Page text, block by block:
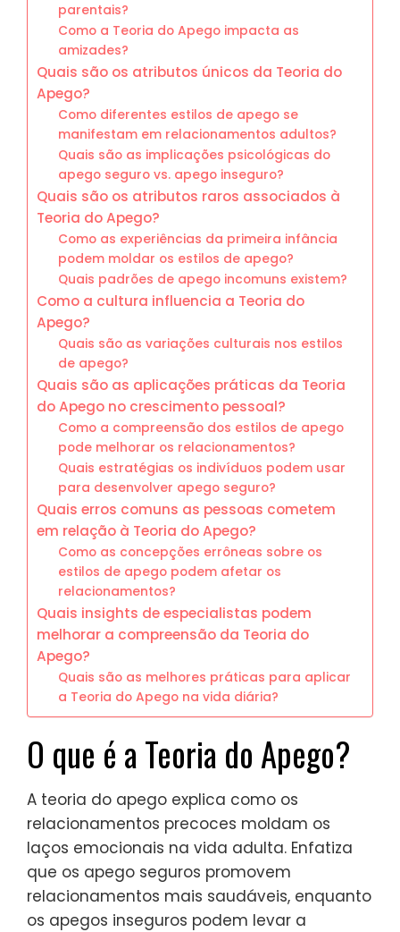
parentais?
Como a Teoria do Apego impacta as
amizades?
Quais são os atributos únicos da Teoria do
Apego?
Como diferentes estilos de apego se
manifestam em relacionamentos adultos?
Quais são as implicações psicológicas do
apego seguro vs. apego inseguro?
Quais são os atributos raros associados à
Teoria do Apego?
Como as experiências da primeira infância
podem moldar os estilos de apego?
Quais padrões de apego incomuns existem?
Como a cultura influencia a Teoria do
Apego?
Quais são as variações culturais nos estilos
de apego?
Quais são as aplicações práticas da Teoria
do Apego no crescimento pessoal?
Como a compreensão dos estilos de apego
pode melhorar os relacionamentos?
Quais estratégias os indivíduos podem usar
para desenvolver apego seguro?
Quais erros comuns as pessoas cometem
em relação à Teoria do Apego?
Como as concepções errôneas sobre os
estilos de apego podem afetar os
relacionamentos?
Quais insights de especialistas podem
melhorar a compreensão da Teoria do
Apego?
Quais são as melhores práticas para aplicar
a Teoria do Apego na vida diária?
O que é a Teoria do Apego?
A teoria do apego explica como os
relacionamentos precoces moldam os
laços emocionais na vida adulta. Enfatiza
que os apego seguros promovem
relacionamentos mais saudáveis, enquanto
os apegos inseguros podem levar a